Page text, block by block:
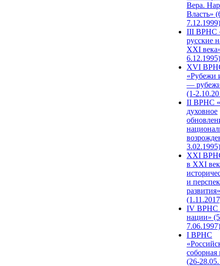
Вера.
Власть»
7.12.1999)
III ВРНС
русские
XXI
6.12.1995)
XVI
«Рубежи
—
(1-
II ВРНС
духовное
3.02.1995)
XХI
в XXI
и
развития»
IV ВРНС
нации»
7.06.1997)
I ВРНС
(26-